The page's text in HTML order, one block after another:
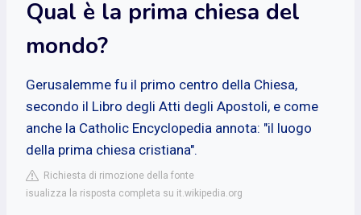
Qual è la prima chiesa del
mondo?
Gerusalemme fu il primo centro della Chiesa,
secondo il Libro degli Atti degli Apostoli, e come
anche la Catholic Encyclopedia annota: "il luogo
della prima chiesa cristiana".
Richiesta di rimozione della fonte
isualizza la risposta completa su it.wikipedia.org